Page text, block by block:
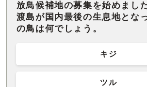
放鳥候補地の募集を始めまし
渡島が国内最後の生息地とな
の鳥は何でしょう。
キジ
ツル